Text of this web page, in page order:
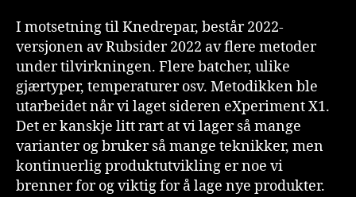
I motsetning til Knedrepar, består 2022-
versjonen av Rubsider 2022 av flere metoder
under tilvirkningen. Flere batcher, ulike
gjærtyper, temperaturer osv. Metodikken ble
utarbeidet når vi laget sideren eXperiment X1.
Det er kanskje litt rart at vi lager så mange
varianter og bruker så mange teknikker, men
kontinuerlig produktutvikling er noe vi
brenner for og viktig for å lage nye produkter.